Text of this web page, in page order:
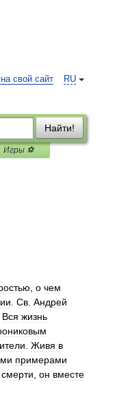
RU
свой сайт
Найти!
Игры ⚽
о чем
Св Андрей
Вся жизнь
Живя в
примерами
смерти он вместе